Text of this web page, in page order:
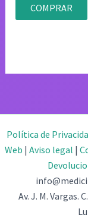
4.80
de 5
COMPRAR
Política de
Web | Aviso legal |
Av. J. M. Vargas.